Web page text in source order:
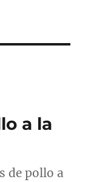
a la
de pollo a